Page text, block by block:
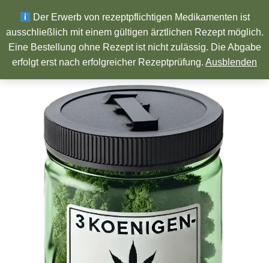
Wir wünschen ein Frohes neues Jahr!
Der Erwerb von rezeptpflichtigen Medikamenten ist
ausschließlich mit einem gültigen ärztlichen Rezept möglich.
Eine Bestellung ohne Rezept ist nicht zulässig. Die Abgabe
erfolgt erst nach erfolgreicher Rezeptprüfung. Ausblenden